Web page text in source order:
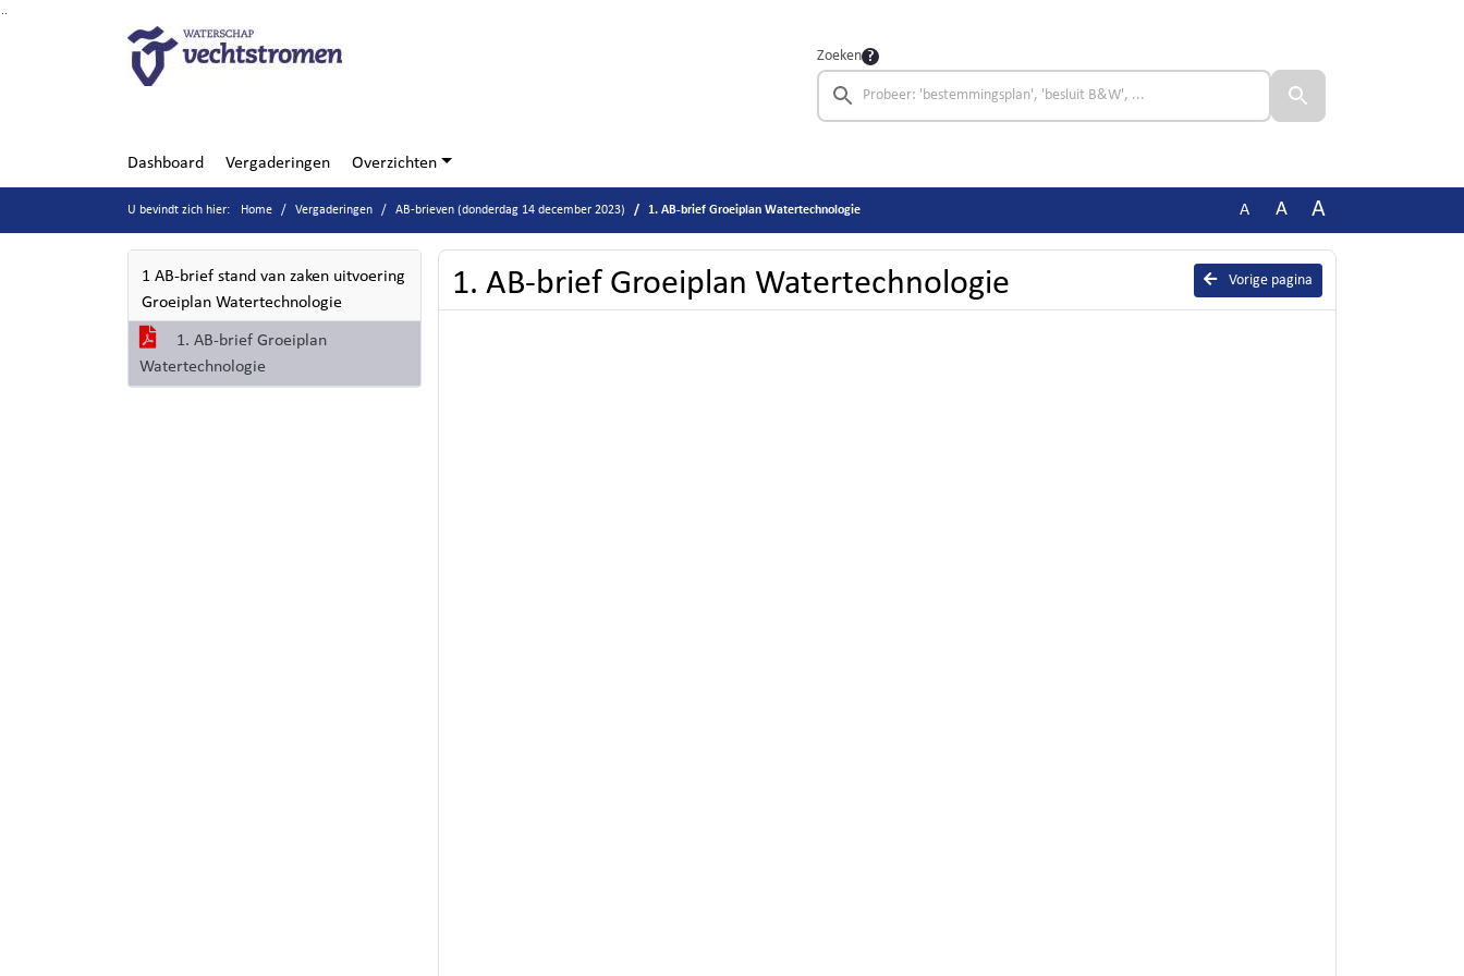
Ga naar de inhoud van deze pagina
Ga naar het zoeken
Zoeken
Dashboard Vergaderingen Overzichten
U bevindt zich hier: Home Vergaderingen AB-brieven (donderdag 14 december 2023) 1. AB-brief Groeiplan Watertechnologie A A A
1 AB-brief stand van zaken uitvoering
Groeiplan Watertechnologie
1. AB-brief Groeiplan
Watertechnologie
Vorige pagina
1. AB-brief Groeiplan Watertechnologie